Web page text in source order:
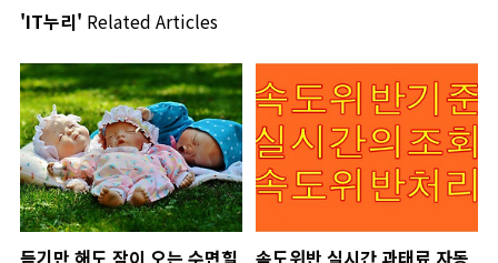
'IT누리' Related Articles
듣기만 해도 잠이 오는 수면힐 속도위반 실시간 과태료 자동